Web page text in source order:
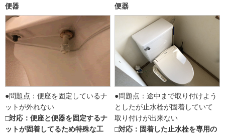
便器
●問題点：便座を固定しているナ
ットが外れない
□対応：便座と便器を固定するナ
ットが固着してるため特殊な工
便器
●問題点：途中まで取り付けよう
としたが止水栓が固着していて
取り付けが出来ない
□対応：固着した止水栓を専用の